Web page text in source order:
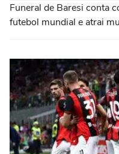
Funeral de Baresi conta
futebol mundial e atrai